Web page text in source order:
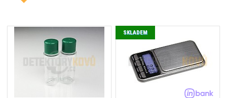
SKLADEM